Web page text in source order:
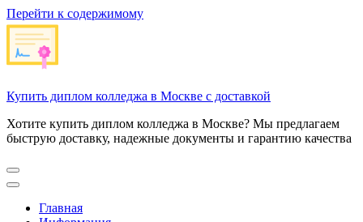
Перейти к содержимому
Купить диплом колледжа в Москве с доставкой
Хотите купить диплом колледжа в Москве? Мы предлагаем
быструю доставку, надежные документы и гарантию качества
Главная